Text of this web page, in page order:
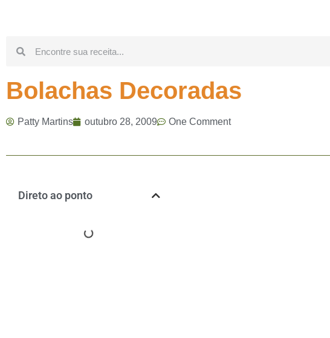
Bolachas Decoradas
Patty Martins outubro 28, 2009 One Comment
Direto ao ponto